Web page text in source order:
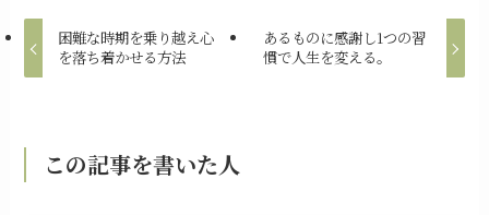
困難な時期を乗り越え心
を落ち着かせる方法
あるものに感謝し1つの習
慣で人生を変える。
この記事を書いた人